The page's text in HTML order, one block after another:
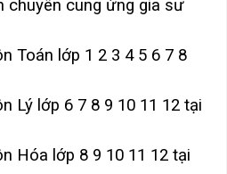
chuyên cung ứng gia sư
Toán lớp 1 2 3 4 5 6 7 8
Lý lớp 6 7 8 9 10 11 12 tại
Hóa lớp 8 9 10 11 12 tại